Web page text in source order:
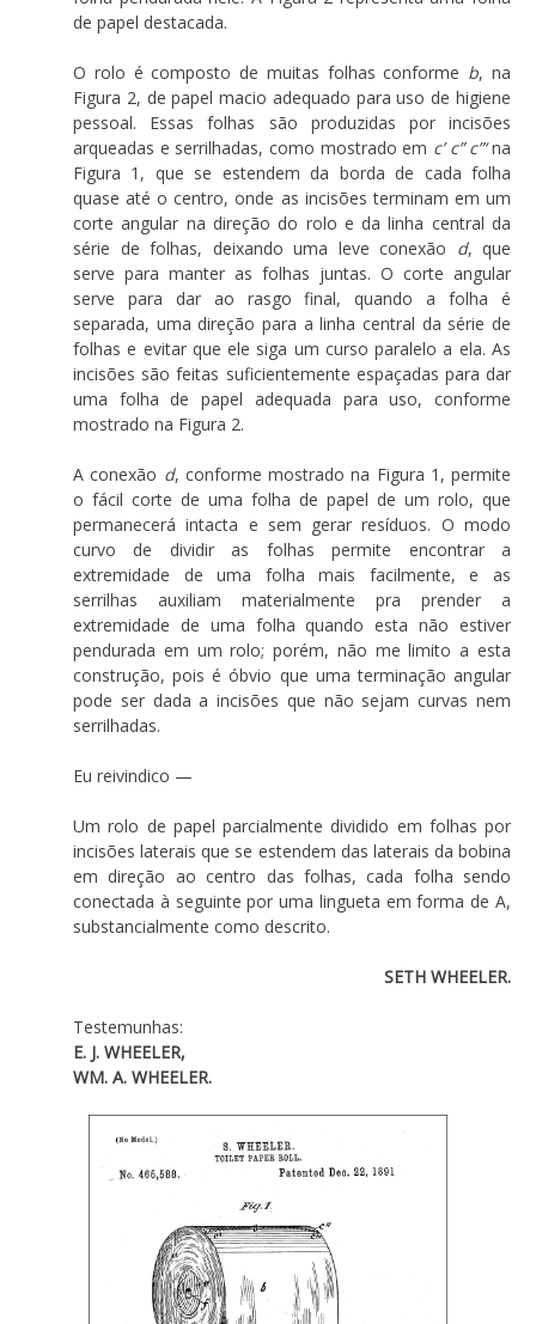
de papel destacada.
O rolo é composto de muitas folhas conforme b, na
Figura 2, de papel macio adequado para uso de higiene
pessoal. Essas folhas são produzidas por incisões
arqueadas e serrilhadas, como mostrado em c’ c” c”‘na
Figura 1, que se estendem da borda de cada folha
quase até o centro, onde as incisões terminam em um
corte angular na direção do rolo e da linha central da
série de folhas, deixando uma leve conexão d, que
serve para manter as folhas juntas. O corte angular
serve para dar ao rasgo final, quando a folha é
separada, uma direção para a linha central da série de
folhas e evitar que ele siga um curso paralelo a ela. As
incisões são feitas suficientemente espaçadas para dar
uma folha de papel adequada para uso, conforme
mostrado na Figura 2.
A conexão d, conforme mostrado na Figura 1, permite
o fácil corte de uma folha de papel de um rolo, que
permanecerá intacta e sem gerar resíduos. O modo
curvo de dividir as folhas permite encontrar a
extremidade de uma folha mais facilmente, e as
serrilhas auxiliam materialmente pra prender a
extremidade de uma folha quando esta não estiver
pendurada em um rolo; porém, não me limito a esta
construção, pois é óbvio que uma terminação angular
pode ser dada a incisões que não sejam curvas nem
serrilhadas.
Eu reivindico —
Um rolo de papel parcialmente dividido em folhas por
incisões laterais que se estendem das laterais da bobina
em direção ao centro das folhas, cada folha sendo
conectada à seguinte por uma lingueta em forma de A,
substancialmente como descrito.
SETH WHEELER.
Testemunhas:
E. J. WHEELER,
WM. A. WHEELER.